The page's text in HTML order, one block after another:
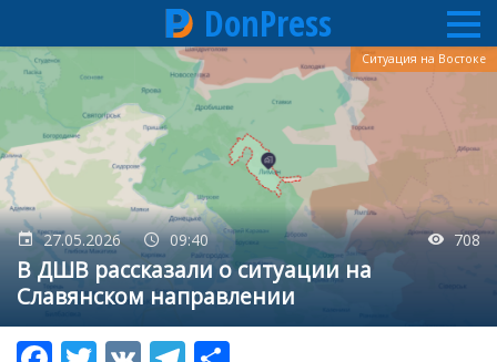
Перейти
основному
содержанию
DonPress
27.05.2026 09:40 708
В ДШВ рассказали о ситуации на
Славянском направлении
Ситуация на Востоке